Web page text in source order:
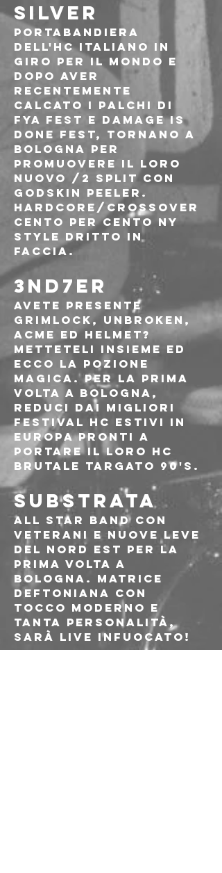
SILVER
Portabandiera
dell'HC italiano in
giro per il mondo e
dopo aver
recentemente
calcato i palchi di
FYA Fest e Damage Is
Done Fest, tornano a
Bologna per
promuovere il loro
nuovo /2 split con
Godskin Peeler.
Hardcore/crossover
cento per cento NY
Style dritto in
faccia.
3ND7ER
Avete presente
Grimlock, Unbroken,
Acme ed Helmet?
Metteteli insieme ed
ecco la pozione
magica. Per la prima
volta a Bologna,
reduci dai migliori
festival HC estivi in
Europa pronti a
portare il loro HC
brutale targato 90's.
SUBSTRATA
All Star band con
veterani e nuove leve
del Nord Est per la
prima volta a
Bologna. Matrice
Deftoniana con
tocco moderno e
tanta personalità,
sarà live infuocato!